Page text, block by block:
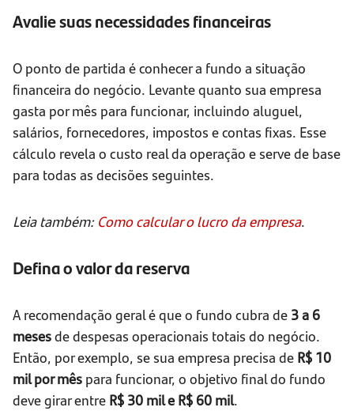
Avalie suas necessidades financeiras
O ponto de partida é conhecer a fundo a situação
financeira do negócio. Levante quanto sua empresa
gasta por mês para funcionar, incluindo aluguel,
salários, fornecedores, impostos e contas fixas. Esse
cálculo revela o custo real da operação e serve de base
para todas as decisões seguintes.
Leia também: Como calcular o lucro da empresa.
Defina o valor da reserva
A recomendação geral é que o fundo cubra de 3 a 6
mesesde despesas operacionais totais do negócio.
Então, por exemplo, se sua empresa precisa de R$ 10
mil por mês para funcionar, o objetivo final do fundo
deve girar entre R$ 30 mil e R$ 60 mil.